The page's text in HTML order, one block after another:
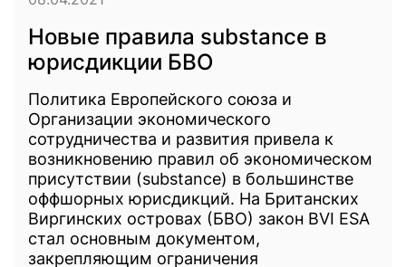
Новые правила substance в
юрисдикции БВО
Политика Европейского союза и
Организации экономического
сотрудничества и развития привела к
возникновению правил об экономическом
присутствии (substance) в большинстве
оффшорных юрисдикций. На Британских
Виргинских островах (БВО) закон BVI ESA
стал основным документом,
закрепляющим ограничения